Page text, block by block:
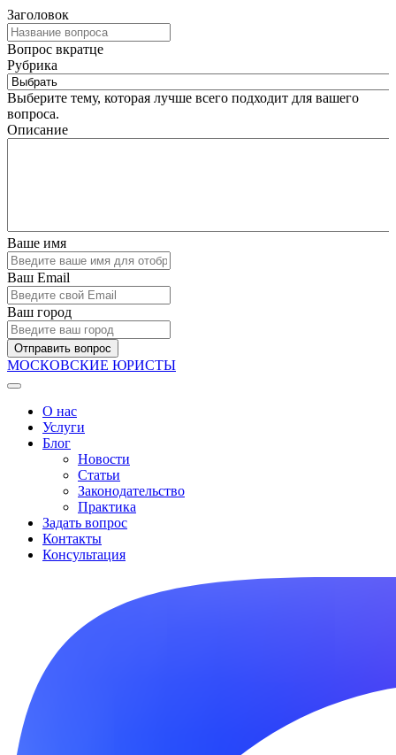
Заголовок
Вопрос вкратце
Рубрика
Выберите тему, которая лучше всего подходит для вашего
вопроса.
Описание
Ваше имя
Ваш Email
Ваш город
Отправить вопрос
МОСКОВСКИЕ ЮРИСТЫ
О нас
Услуги
Блог
Новости
Статьи
Законодательство
Практика
Задать вопрос
Контакты
Консультация